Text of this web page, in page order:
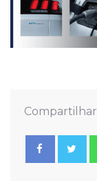
Compartilhar